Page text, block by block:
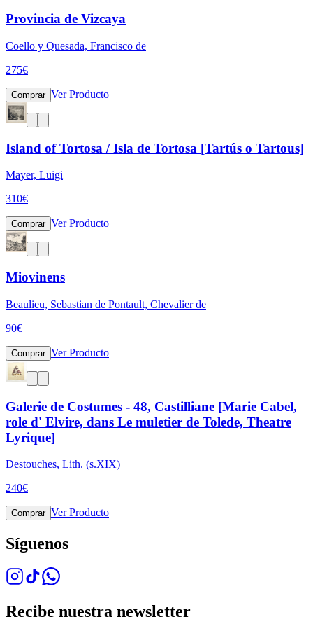
Provincia de Vizcaya
Coello y Quesada, Francisco de
275€
Comprar Ver Producto
Island of Tortosa / Isla de Tortosa [Tartús o Tartous]
Mayer, Luigi
310€
Comprar Ver Producto
Miovinens
Beaulieu, Sebastian de Pontault, Chevalier de
90€
Comprar Ver Producto
Galerie de Costumes - 48, Castilliane [Marie Cabel,
role d' Elvire, dans Le muletier de Tolede, Theatre
Lyrique]
Destouches, Lith. (s.XIX)
240€
Comprar Ver Producto
Síguenos
Recibe nuestra newsletter